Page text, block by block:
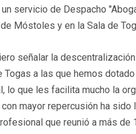
servicio de Despacho
Móstoles y en la Sala de
señalar la
Togas a las que hemos
lo que les facilita mucho la
mayor repercusión ha sido
que reunió a más de